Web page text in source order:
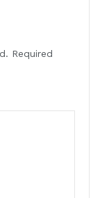
Required